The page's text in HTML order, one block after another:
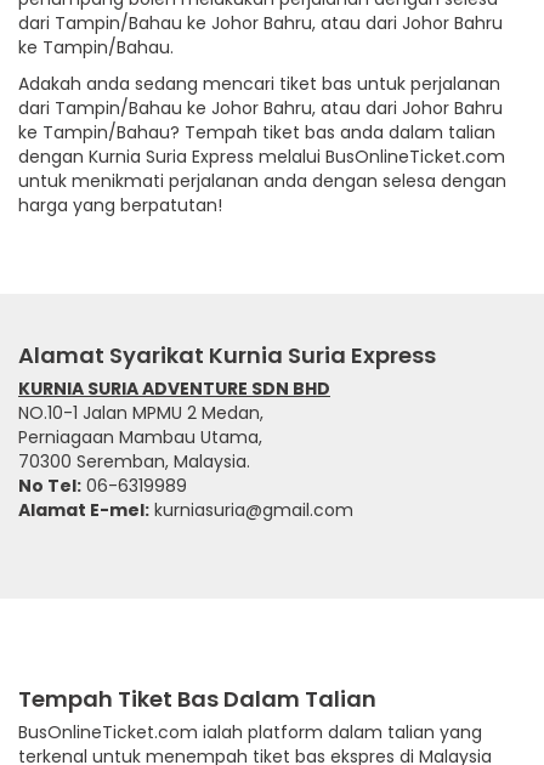
dari Tampin/Bahau ke Johor Bahru, atau dari Johor Bahru
ke Tampin/Bahau.
Adakah anda sedang mencari tiket bas untuk perjalanan
dari Tampin/Bahau ke Johor Bahru, atau dari Johor Bahru
ke Tampin/Bahau? Tempah tiket bas anda dalam talian
dengan Kurnia Suria Express melalui BusOnlineTicket.com
untuk menikmati perjalanan anda dengan selesa dengan
harga yang berpatutan!
Alamat Syarikat Kurnia Suria Express
KURNIA SURIA ADVENTURE SDN BHD
NO.10-1 Jalan MPMU 2 Medan,
Perniagaan Mambau Utama,
70300 Seremban, Malaysia.
No Tel: 06-6319989
Alamat E-mel: kurniasuria@gmail.com
Tempah Tiket Bas Dalam Talian
BusOnlineTicket.com ialah platform dalam talian yang
terkenal untuk menempah tiket bas ekspres di Malaysia